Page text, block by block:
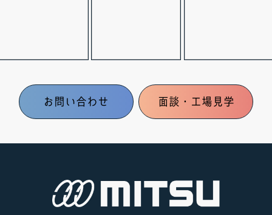
お問い合わせ 面談・工場見学